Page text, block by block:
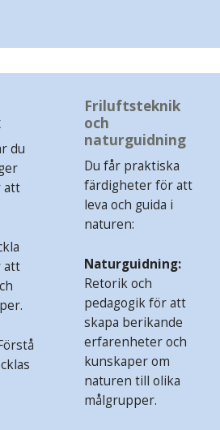
du
att
att
Friluftsteknik
och
naturguidning
Du får praktiska
färdigheter för att
leva och guida i
naturen:
Naturguidning:
Retorik och
pedagogik för att
skapa berikande
erfarenheter och
kunskaper om
naturen till olika
målgrupper.